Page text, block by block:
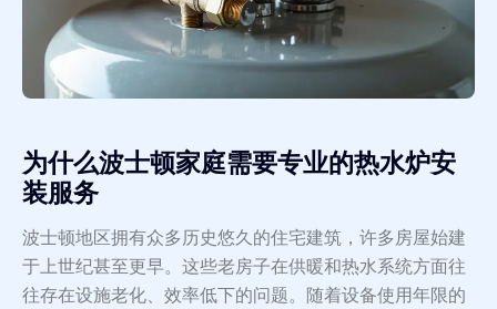
为什么波士顿家庭需要专业的热水炉安
装服务
波士顿地区拥有众多历史悠久的住宅建筑，许多房屋始建
于上世纪甚至更早。这些老房子在供暖和热水系统方面往
往存在设施老化、效率低下的问题。随着设备使用年限的